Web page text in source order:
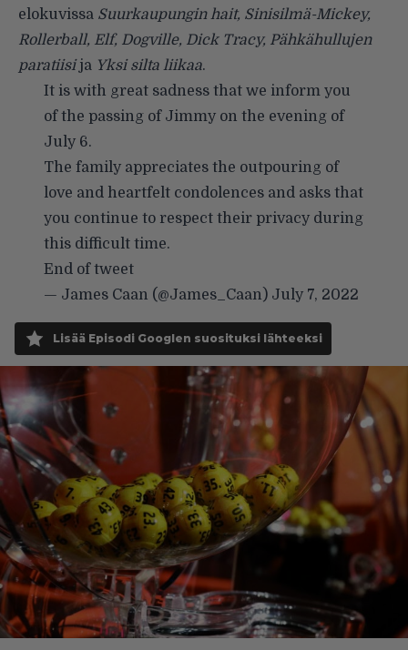
elokuvissa Suurkaupungin hait, Sinisilmä-Mickey,
Rollerball, Elf, Dogville, Dick Tracy, Pähkähullujen
paratiisija Yksi silta liikaa.
It is with great sadness that we inform you
of the passing of Jimmy on the evening of
July 6.
The family appreciates the outpouring of
love and heartfelt condolences and asks that
you continue to respect their privacy during
this difficult time.
End of tweet
— James Caan (@James_Caan) July 7, 2022
Lisää Episodi Googlen suosituksi lähteeksi